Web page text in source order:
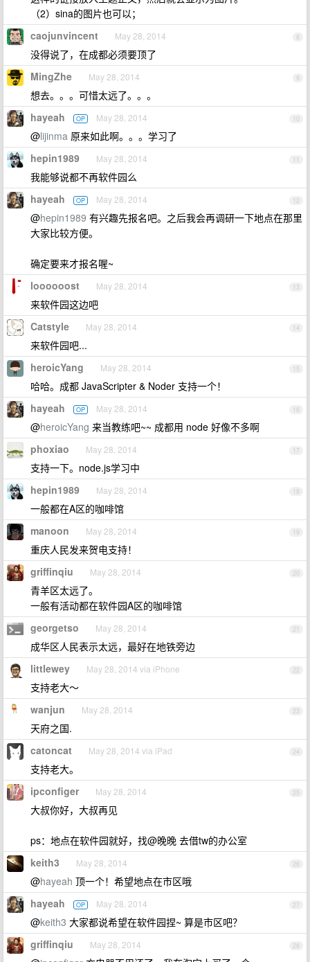
（2）sina的图片也可以；
8
caojunvincent May 28, 2014
没得说了，在成都必须要顶了
9
MingZhe May 28, 2014
想去。。。可惜太远了。。。
10
hayeah OP May 28, 2014
@lijinma 原来如此啊。。。学习了
11
hepin1989 May 28, 2014
我能够说都不再软件园么
12
hayeah OP May 28, 2014
@hepin1989 有兴趣先报名吧。之后我会再调研一下地点在那里
大家比较方便。
确定要来才报名喔~
13
loooooost May 28, 2014
来软件园这边吧
14
Catstyle May 28, 2014
来软件园吧...
15
heroicYang May 28, 2014
哈哈。成都 JavaScripter & Noder 支持一个！
16
hayeah OP May 28, 2014
@heroicYang 来当教练吧~~ 成都用 node 好像不多啊
17
phoxiao May 28, 2014
支持一下。node.js学习中
18
hepin1989 May 28, 2014
一般都在A区的咖啡馆
19
manoon May 28, 2014
重庆人民发来贺电支持！
20
griffinqiu May 28, 2014
青羊区太远了。
一般有活动都在软件园A区的咖啡馆
21
georgetso May 28, 2014
成华区人民表示太远，最好在地铁旁边
22
littlewey May 28, 2014 via iPhone
支持老大～
23
wanjun May 28, 2014
天府之国.
24
catoncat May 28, 2014 via iPad
支持老大。
25
ipconfiger May 28, 2014
大叔你好，大叔再见
ps：地点在软件园就好，找@晚晚 去借tw的办公室
26
keith3 May 28, 2014
@hayeah 顶一个！希望地点在市区哦
27
hayeah OP May 28, 2014
@keith3 大家都说希望在软件园捏~ 算是市区吧？
28
griffinqiu May 28, 2014